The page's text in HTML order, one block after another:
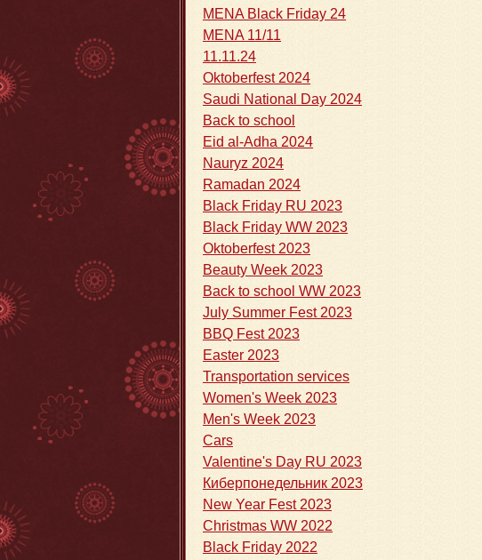
MENA Black Friday 24
MENA 11/11
11.11.24
Oktoberfest 2024
Saudi National Day 2024
Back to school
Eid al-Adha 2024
Nauryz 2024
Ramadan 2024
Black Friday RU 2023
Black Friday WW 2023
Oktoberfest 2023
Beauty Week 2023
Back to school WW 2023
July Summer Fest 2023
BBQ Fest 2023
Easter 2023
Transportation services
Women's Week 2023
Men's Week 2023
Cars
Valentine's Day RU 2023
Киберпонедельник 2023
New Year Fest 2023
Christmas WW 2022
Black Friday 2022